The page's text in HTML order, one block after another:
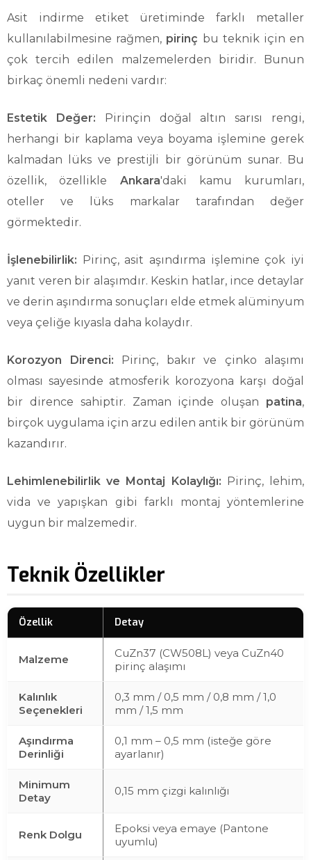
Asit indirme etiket üretiminde farklı metaller
kullanılabilmesine rağmen, pirinç bu teknik için en
çok tercih edilen malzemelerden biridir. Bunun
birkaç önemli nedeni vardır:
Estetik Değer: Pirinçin doğal altın sarısı rengi,
herhangi bir kaplama veya boyama işlemine gerek
kalmadan lüks ve prestijli bir görünüm sunar. Bu
özellik, özellikle Ankara'daki kamu kurumları,
oteller ve lüks markalar tarafından değer
görmektedir.
İşlenebilirlik: Pirinç, asit aşındırma işlemine çok iyi
yanıt veren bir alaşımdır. Keskin hatlar, ince detaylar
ve derin aşındırma sonuçları elde etmek alüminyum
veya çeliğe kıyasla daha kolaydır.
Korozyon Direnci: Pirinç, bakır ve çinko alaşımı
olması sayesinde atmosferik korozyona karşı doğal
bir dirence sahiptir. Zaman içinde oluşan patina,
birçok uygulama için arzu edilen antik bir görünüm
kazandırır.
Lehimlenebilirlik ve Montaj Kolaylığı: Pirinç, lehim,
vida ve yapışkan gibi farklı montaj yöntemlerine
uygun bir malzemedir.
Teknik Özellikler
Özellik Detay
Malzeme
CuZn37 (CW508L) veya CuZn40
pirinç alaşımı
Kalınlık
Seçenekleri
0,3 mm / 0,5 mm / 0,8 mm / 1,0
mm / 1,5 mm
Aşındırma
Derinliği
0,1 mm – 0,5 mm (isteğe göre
ayarlanır)
Minimum
Detay
0,15 mm çizgi kalınlığı
Renk Dolgu
Epoksi veya emaye (Pantone
uyumlu)